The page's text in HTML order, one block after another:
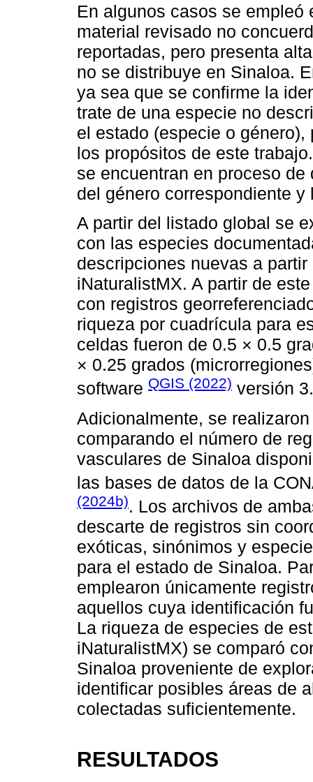
En algunos casos se
material revisado no
reportadas, pero presenta
no se distribuye en Sinaloa.
ya sea que se confirme la
trate de una especie no
el estado (especie o
los propósitos de este
se encuentran en proceso
del género correspondiente y
A partir del listado global se
con las especies
descripciones nuevas a
iNaturalistMX. A partir de
con registros
riqueza por cuadrícula para
celdas fueron de 0.5 × 0.5
× 0.25 grados
software QGIS (2022) versión
Adicionalmente, se
comparando el número de
vasculares de Sinaloa
las bases de datos de la
(2024b). Los archivos de
descarte de registros sin
exóticas, sinónimos y
para el estado de Sinaloa.
emplearon únicamente
aquellos cuya identificación
La riqueza de especies de
iNaturalistMX) se comparó
Sinaloa proveniente de
identificar posibles áreas de
colectadas suficientemente.
RESULTADOS